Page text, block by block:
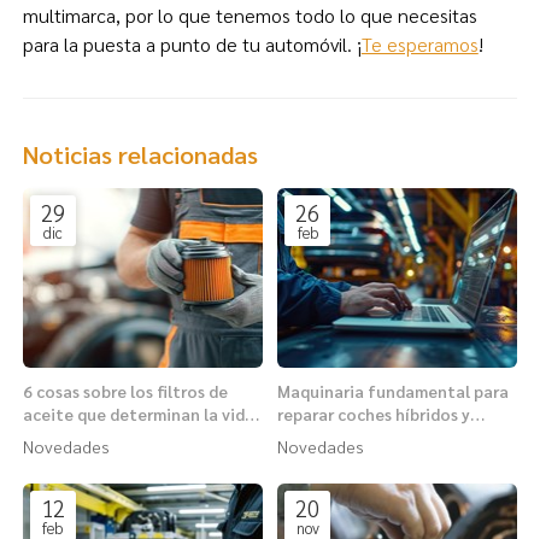
multimarca, por lo que tenemos todo lo que necesitas
para la puesta a punto de tu automóvil. ¡Te esperamos!
Noticias relacionadas
29
dic
6 cosas sobre los filtros de
aceite que determinan la vida
de tu motor
Novedades
26
feb
Maquinaria fundamental para
reparar coches híbridos y
eléctricos
Novedades
12
feb
20
nov